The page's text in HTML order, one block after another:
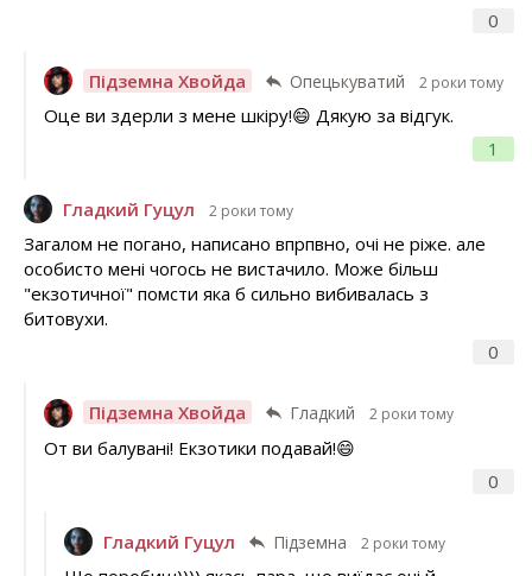
0
Підземна Хвойда Опецькуватий 2 роки тому
1
Оце ви здерли з мене шкіру!😄 Дякую за відгук.
Гладкий Гуцул 2 роки тому
0
Загалом не погано, написано впрпвно, очі не ріже. але
особисто мені чогось не вистачило. Може більш
"екзотичної" помсти яка б сильно вибивалась з
битовухи.
Підземна Хвойда Гладкий 2 роки тому
0
От ви балувані! Екзотики подавай!😄
Гладкий Гуцул Підземна 2 роки тому